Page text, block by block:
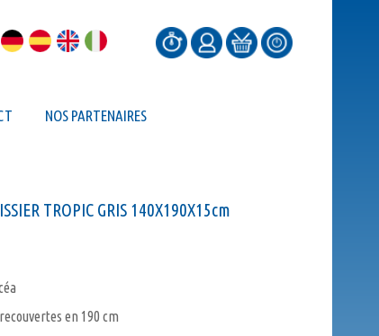
NOS PARTENAIRES
TROPIC GRIS 140X190X15cm
en 190 cm